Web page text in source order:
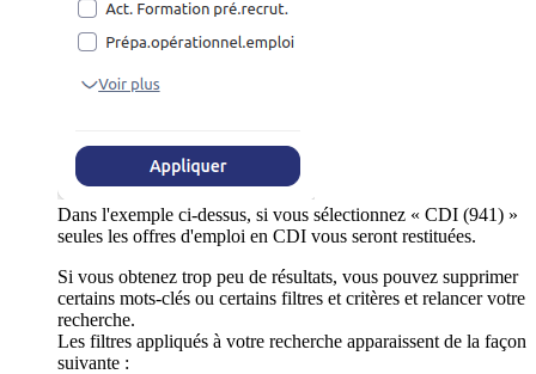
Dans l'exemple ci-dessus, si vous sélectionnez « CDI (941) »
seules les offres d'emploi en CDI vous seront restituées.
Si vous obtenez trop peu de résultats, vous pouvez supprimer
certains mots-clés ou certains filtres et critères et relancer votre
recherche.
Les filtres appliqués à votre recherche apparaissent de la façon
suivante :